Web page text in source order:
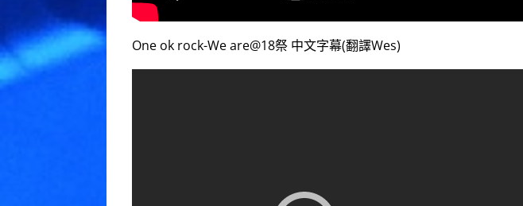
One ok rock-We are@18祭 中文字幕(翻譯Wes)